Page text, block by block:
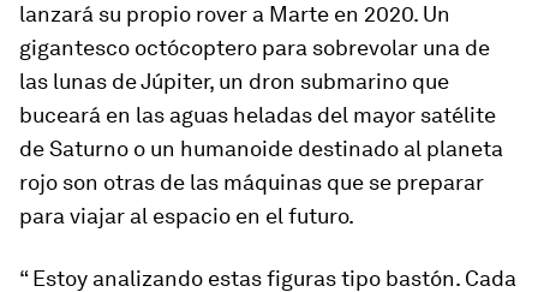
lanzará su propio rover a Marte en 2020. Un
gigantesco octócoptero para sobrevolar una de
las lunas de Júpiter, un dron submarino que
buceará en las aguas heladas del mayor satélite
de Saturno o un humanoide destinado al planeta
rojo son otras de las máquinas que se preparar
para viajar al espacio en el futuro.
“ Estoy analizando estas figuras tipo bastón. Cada